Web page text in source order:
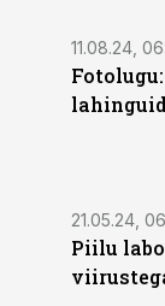
11.08.24,
21.05.24,
Piilu